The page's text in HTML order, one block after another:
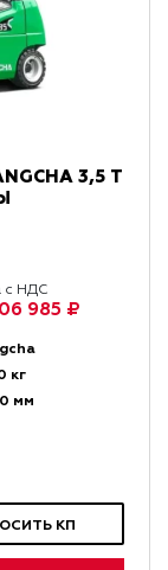
3,5 Т
с НДС
985 ₽
кг
мм
КП